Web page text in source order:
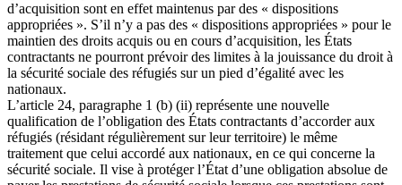
d’acquisition sont en effet maintenus par des « dispositions
appropriées ». S’il n’y a pas des « dispositions appropriées » pour le
maintien des droits acquis ou en cours d’acquisition, les États
contractants ne pourront prévoir des limites à la jouissance du droit à
la sécurité sociale des réfugiés sur un pied d’égalité avec les
nationaux.
L’article 24, paragraphe 1 (b) (ii) représente une nouvelle
qualification de l’obligation des États contractants d’accorder aux
réfugiés (résidant régulièrement sur leur territoire) le même
traitement que celui accordé aux nationaux, en ce qui concerne la
sécurité sociale. Il vise à protéger l’État d’une obligation absolue de